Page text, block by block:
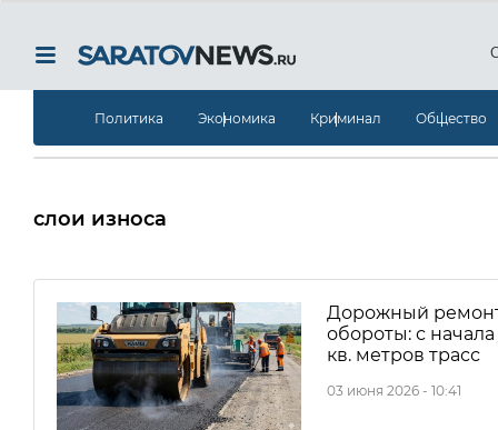
Политика Экономика Криминал Общество
слои износа
Дорожный ремонт
обороты: с
кв. метров трасс
03 июня 2026 - 10:41